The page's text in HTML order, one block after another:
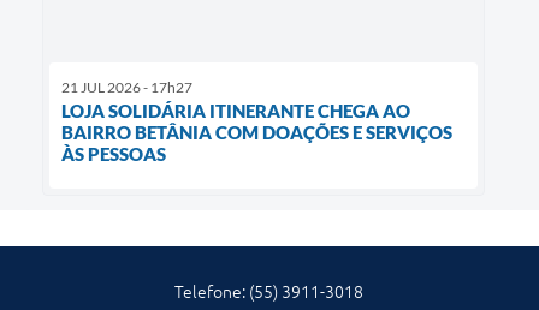
21 JUL 2026 - 17h27
LOJA SOLIDÁRIA ITINERANTE CHEGA AO
BAIRRO BETÂNIA COM DOAÇÕES E SERVIÇOS
ÀS PESSOAS
Telefone: (55) 3911-3018